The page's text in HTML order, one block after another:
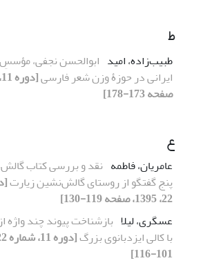
ط
طبیب‌زاده، امید ابوالحسن نجفی،
ایرانی در حوزۀ وزن شعر فارسی
صفحه 173-178]
ع
عامریان، فاطمه نقد و بررسی کتاب
پنج گفتگو از روستای گالش‌نشین زیارت
22، 1395، صفحه 119-130]
عسگری، لیلا بازشناخت پیوند چند واژه
با کالی ایزدبانوی بزرگ
101-116]